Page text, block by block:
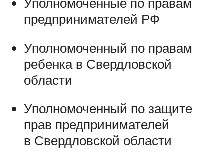
предпринимателей РФ
Уполномоченный по правам
ребенка в Свердловской
области
Уполномоченный по защите
прав предпринимателей
в Свердловской области